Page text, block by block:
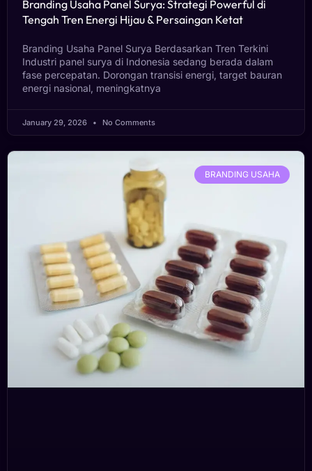
Branding Usaha Panel Surya: Strategi Powerful di
Tengah Tren Energi Hijau & Persaingan Ketat
Branding Usaha Panel Surya Berdasarkan Tren Terkini
Industri panel surya di Indonesia sedang berada dalam
fase percepatan. Dorongan transisi energi, target bauran
energi nasional, meningkatnya
January 29, 2026 No Comments
BRANDING USAHA